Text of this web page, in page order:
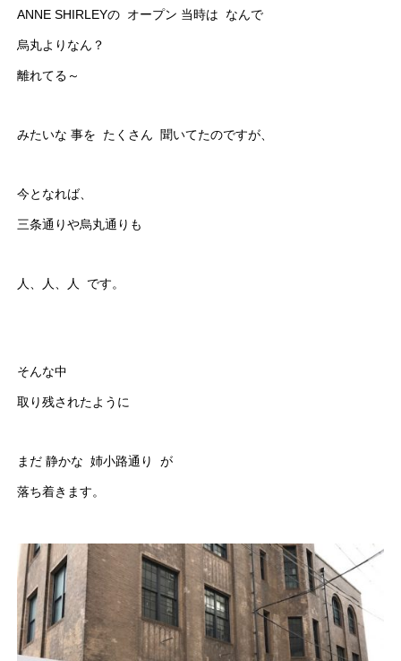
ANNE SHIRLEYの オープン 当時は なんで
烏丸よりなん？
離れてる～
みたいな 事を たくさん 聞いてたのですが、
今となれば、
三条通りや烏丸通りも
人、人、人 です。
そんな中
取り残されたように
まだ 静かな 姉小路通り が
落ち着きます。